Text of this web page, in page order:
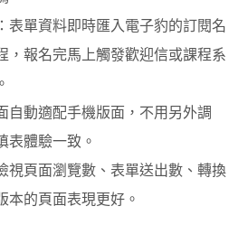
表單資料即時匯入電子豹的訂閱名
，報名完馬上觸發歡迎信或課程系
自動適配手機版面，不用另外調
表體驗一致。
視頁面瀏覽數、表單送出數、轉換
本的頁面表現更好。